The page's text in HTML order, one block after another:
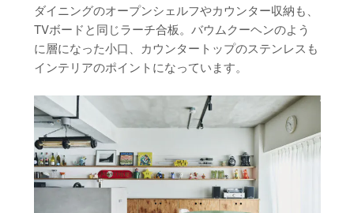
ダイニングのオープンシェルフやカウンター収納も、
TVボードと同じラーチ合板。バウムクーヘンのよう
に層になった小口、カウンタートップのステンレスも
インテリアのポイントになっています。